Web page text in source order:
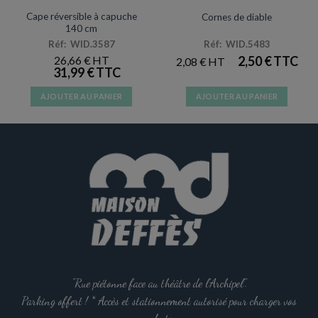
Cape réversible à capuche
140 cm
Réf: WID.3587
26,66 €
31,99€
AJOUTER AU PANIER
Cornes de diable
Réf: WID.5483
2,08 € 2,50€
AJOUTER AU PANIER
"Rue piétonne face au théâtre de l'Archipel".
Parking offert ! * Accès et stationnement autorisé pour charger vos